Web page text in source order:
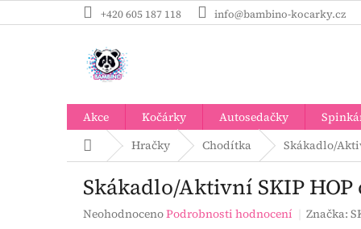
na
+420 605 187 118 info@bambino-kocarky.cz
Akce Kočárky Autosedačky
Domů Hračky Chodítka Skákadlo/
Skákadlo/Aktivní SKIP
Průměrné
NeohodnocenoPodrobnosti hodnocení Značka: